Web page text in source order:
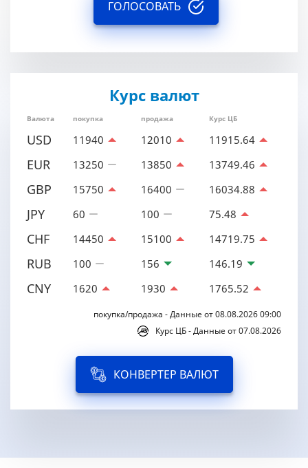
ГОЛОСОВАТЬ
Курс валют
Валюта покупка продажа Курс ЦБ
USD 11940 12010 11915.64
EUR 13250 13850 13749.46
GBP 15750 16400 16034.88
JPY 60 100 75.48
CHF 14450 15100 14719.75
RUB 100 156 146.19
CNY 1620 1930 1765.52
покупка/продажа - Данные от 08.08.2026 09:00
Курс ЦБ - Данные от 07.08.2026
КОНВЕРТЕР ВАЛЮТ